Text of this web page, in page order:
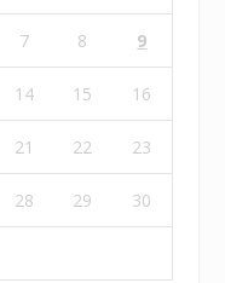
7 8 9
14 15 16
21 22 23
28 29 30